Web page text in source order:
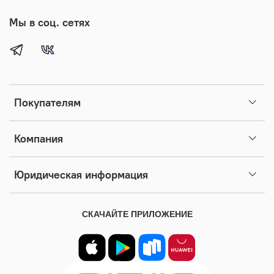
Покупателям
Компания
Юридическая информация
Мы в соц. сетях
СКАЧАЙТЕ ПРИЛОЖЕНИЕ